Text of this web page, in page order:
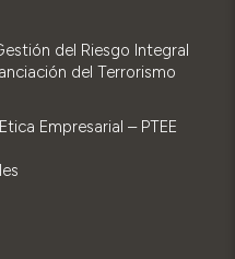
del Riesgo Integral
del Terrorismo
Empresarial – PTEE